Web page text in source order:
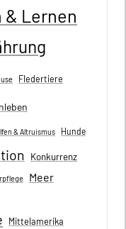
& Lernen
Fledertiere
& Altruismus Hunde
Konkurrenz
Meer
Mittelamerika